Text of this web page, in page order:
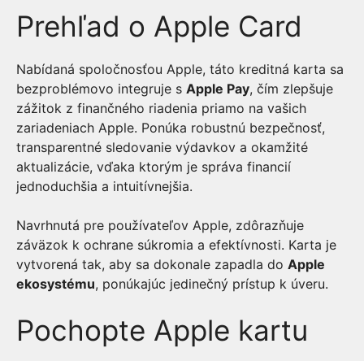
Prehľad o Apple Card
Nabídaná spoločnosťou Apple, táto kreditná karta sa
bezproblémovo integruje s Apple Pay, čím zlepšuje
zážitok z finančného riadenia priamo na vašich
zariadeniach Apple. Ponúka robustnú bezpečnosť,
transparentné sledovanie výdavkov a okamžité
aktualizácie, vďaka ktorým je správa financií
jednoduchšia a intuitívnejšia.
Navrhnutá pre používateľov Apple, zdôrazňuje
záväzok k ochrane súkromia a efektívnosti. Karta je
vytvorená tak, aby sa dokonale zapadla do Apple
ekosystému, ponúkajúc jedinečný prístup k úveru.
Pochopte Apple kartu